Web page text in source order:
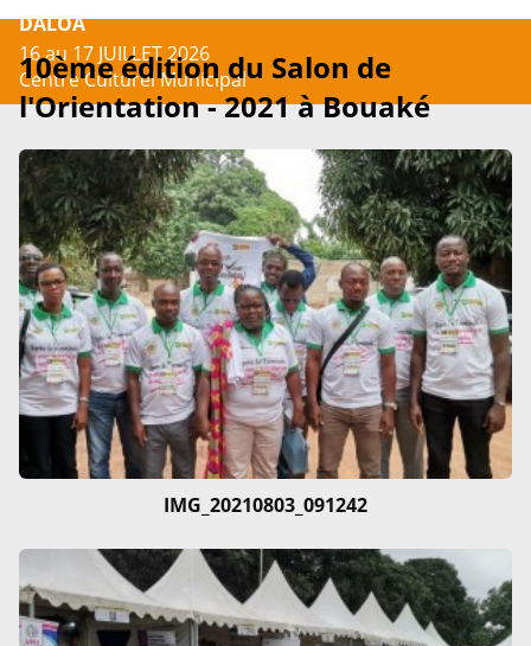
DALOA
16 au 17 JUILLET 2026
Centre Culturel Municipal
10ème édition du Salon de
l'Orientation - 2021 à Bouaké
IMG_20210803_091242